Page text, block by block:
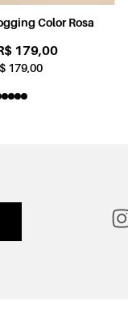
Color Rosa
179,00
179,00